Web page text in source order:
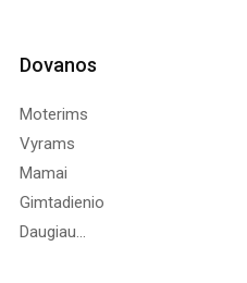
Dovanos
Moterims
Vyrams
Mamai
Gimtadienio
Daugiau...